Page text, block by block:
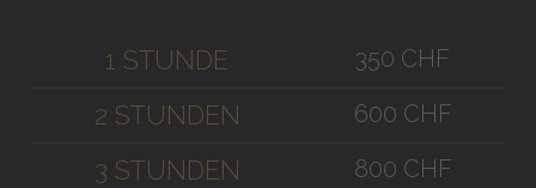
1 STUNDE 350 CHF
2 STUNDEN 600 CHF
3 STUNDEN 800 CHF